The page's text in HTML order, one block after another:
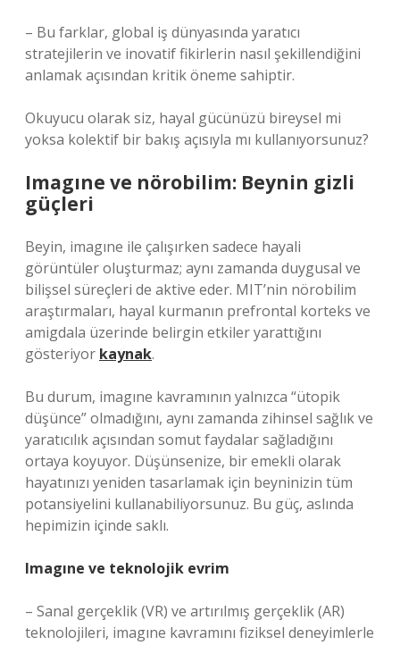
– Bu farklar, global iş dünyasında yaratıcı
stratejilerin ve inovatif fikirlerin nasıl şekillendiğini
anlamak açısından kritik öneme sahiptir.
Okuyucu olarak siz, hayal gücünüzü bireysel mi
yoksa kolektif bir bakış açısıyla mı kullanıyorsunuz?
Imagıne ve nörobilim: Beynin gizli
güçleri
Beyin, imagıne ile çalışırken sadece hayali
görüntüler oluşturmaz; aynı zamanda duygusal ve
bilişsel süreçleri de aktive eder. MIT’nin nörobilim
araştırmaları, hayal kurmanın prefrontal korteks ve
amigdala üzerinde belirgin etkiler yarattığını
gösteriyor kaynak.
Bu durum, imagıne kavramının yalnızca “ütopik
düşünce” olmadığını, aynı zamanda zihinsel sağlık ve
yaratıcılık açısından somut faydalar sağladığını
ortaya koyuyor. Düşünsenize, bir emekli olarak
hayatınızı yeniden tasarlamak için beyninizin tüm
potansiyelini kullanabiliyorsunuz. Bu güç, aslında
hepimizin içinde saklı.
Imagıne ve teknolojik evrim
– Sanal gerçeklik (VR) ve artırılmış gerçeklik (AR)
teknolojileri, imagıne kavramını fiziksel deneyimlerle